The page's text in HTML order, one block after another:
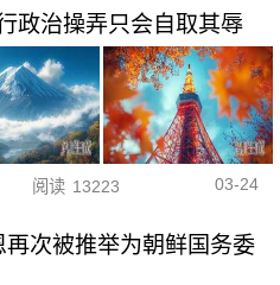
政治操弄只会自取其辱
阅读 13223 03-24
再次被推举为朝鲜国务委